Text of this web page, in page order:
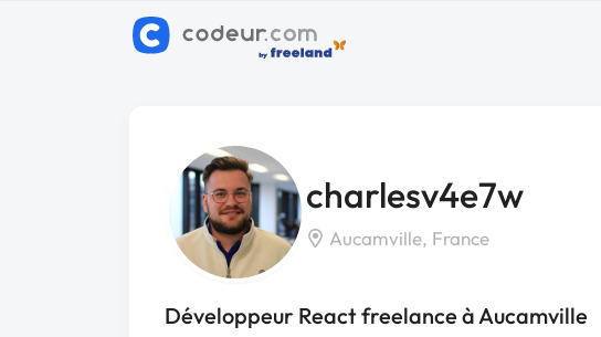
charlesv4e7w
Aucamville, France
Développeur React freelance à Aucamville